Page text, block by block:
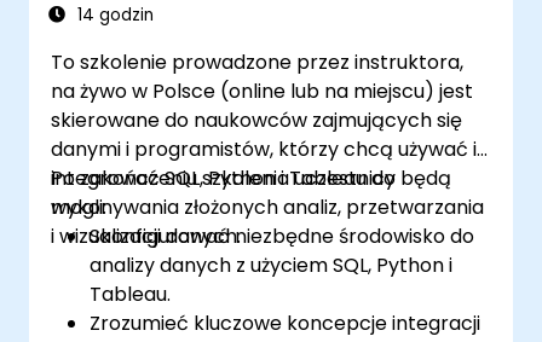
transakcji, aby niezawodnie pozyskiwać i
14 godzin
To szkolenie prowadzone przez instruktora,
na żywo w Polsce (online lub na miejscu) jest
skierowane do naukowców zajmujących się
danymi i programistów, którzy chcą używać i
integrować SQL, Python i Tableau do
wykonywania złożonych analiz, przetwarzania
i wizualizacji danych.
Po zakończeniu szkolenia uczestnicy będą
mogli:
Skonfigurować niezbędne środowisko do
analizy danych z użyciem SQL, Python i
Tableau.
Zrozumieć kluczowe koncepcje integracji